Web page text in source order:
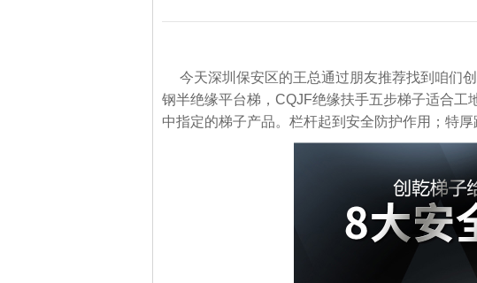
今天深圳保安区的王总通过朋友推荐找到咱们
钢半绝缘平台梯，CQJF绝缘扶手五步梯子适合工
中指定的梯子产品。栏杆起到安全防护作用；特